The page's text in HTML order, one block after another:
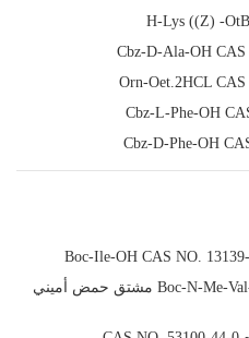
وسيط الببتيد Boc-N-Me-Val-Val CAS 863781-44-6 مشتق حمض أميني